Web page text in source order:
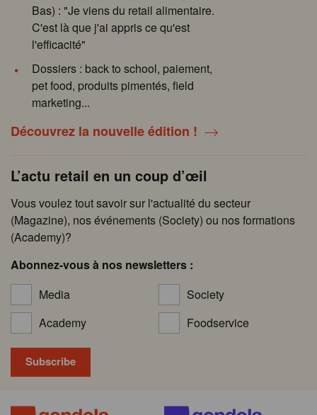
Bas) : "Je viens du retail alimentaire.
C'est là que j'ai appris ce qu'est
l'efficacité"
Dossiers : back to school, paiement,
pet food, produits pimentés, field
marketing...
Découvrez la nouvelle édition !
L’actu retail en un coup d’œil
Vous voulez tout savoir sur l'actualité du secteur
(Magazine), nos événements (Society) ou nos formations
(Academy)?
Abonnez-vous à nos newsletters :
Media
Society
Academy
Foodservice